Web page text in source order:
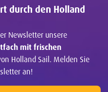
durch den Holland
Newsletter unsere
mit frischen
Holland Sail. Melden Sie
an!